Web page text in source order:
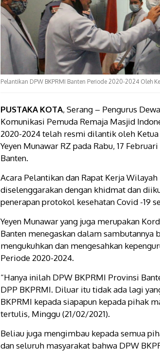
Pelantikan DPW BKPRMI Banten Periode 2020-2024 Oleh
PUSTAKA KOTA, Serang – Pengurus
Komunikasi Pemuda Remaja Masjid
2020-2024 telah resmi dilantik oleh
Yeyen Munawar RZ pada Rabu, 17
Banten.
Acara Pelantikan dan Rapat Kerja
diselenggarakan dengan khidmat dan
penerapan protokol kesehatan Covid -19
Yeyen Munawar yang juga merupakan
Banten menegaskan dalam sambutannya
mengukuhkan dan mengesahkan
Periode 2020-2024.
“Hanya inilah DPW BKPRMI Provinsi
DPP BKPRMI. Diluar itu tidak ada lagi
BKPRMI kepada siapapun kepada pihak
tertulis, Minggu (21/02/2021).
Beliau juga mengimbau kepada semua
dan seluruh masyarakat bahwa DPW